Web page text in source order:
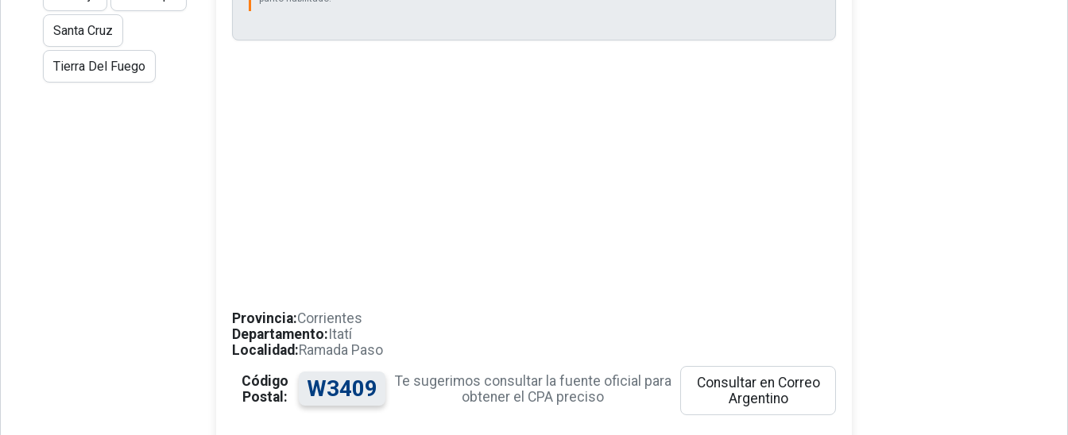
Provincia:Corrientes
Departamento: Itatí
Localidad:Ramada Paso
Código
Postal:
W3409
Te sugerimos consultar la fuente oficial para
obtener el CPA preciso
Consultar en Correo
Argentino
Santa Cruz
Tierra Del Fuego